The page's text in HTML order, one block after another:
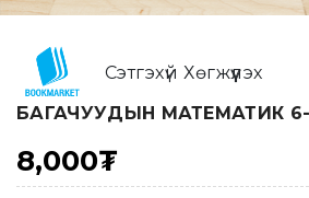
Сэтгэхүй Хөгжүүлэх
БАГАЧУУДЫН МАТЕМАТИК
8,000₮